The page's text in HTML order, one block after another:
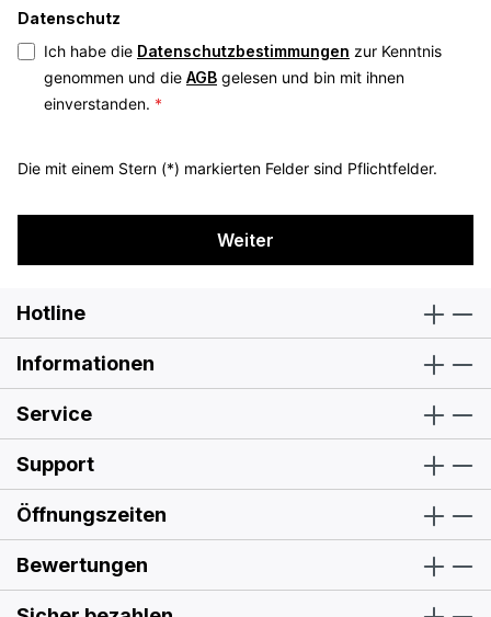
Datenschutz
Ich habe die Datenschutzbestimmungen zur Kenntnis
genommen und die AGB gelesen und bin mit ihnen
einverstanden. *
Die mit einem Stern (*) markierten Felder sind Pflichtfelder.
Weiter
Hotline
Informationen
Service
Support
Öffnungszeiten
Bewertungen